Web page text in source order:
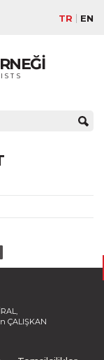
TR EN
ÇALIŞKAN